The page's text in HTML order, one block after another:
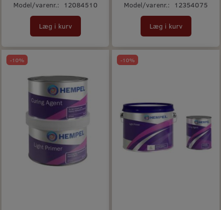
Model/varenr.: 12084510
Læg i kurv
Model/varenr.: 12354075
Læg i kurv
-10% -10%